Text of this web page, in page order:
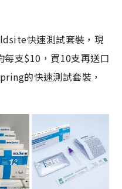
快速測試套裝，現
支$10，買10支再送口
的快速測試套裝，